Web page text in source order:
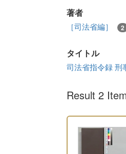
著者
［司法省編］ 2
タイトル
司法省指令録 刑
Result 2